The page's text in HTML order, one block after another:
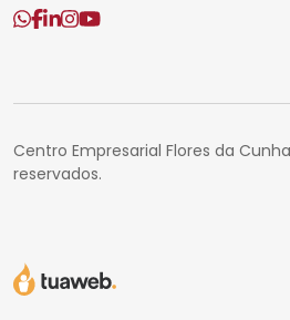
Centro Empresarial Flores da
reservados.